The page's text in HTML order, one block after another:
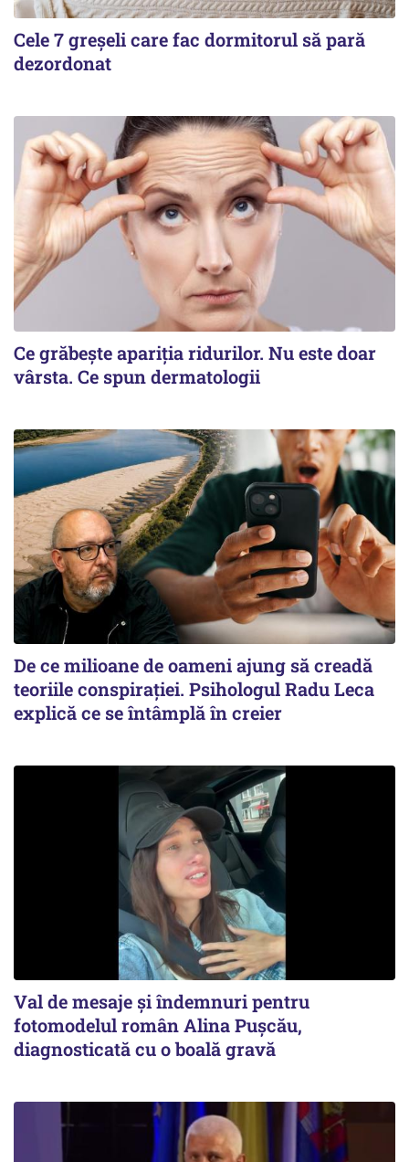
Cele 7 greșeli care fac dormitorul să pară
dezordonat
Ce grăbește apariția ridurilor. Nu este doar
vârsta. Ce spun dermatologii
De ce milioane de oameni ajung să creadă
teoriile conspirației. Psihologul Radu Leca
explică ce se întâmplă în creier
Val de mesaje și îndemnuri pentru
fotomodelul român Alina Pușcău,
diagnosticată cu o boală gravă